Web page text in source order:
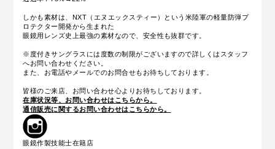
しかも素材は、NXT（エヌエックスティー）という米陸軍の軽量防弾プ
ロテクター開発から生まれた
眼鏡用レンズ史上最強の素材なので、安全性も抜群です。
※度付きサングラスには度数の制限がございますので詳しくはスタッフ
へお問い合わせください。
また、お電話やメールでのお問合せもお待ちしております。
皆様のご来店、お問い合わせ心よりお待ちしております。
在庫状況等、お問い合わせはこちらから。
通信販売に関するお問い合わせはこちらから。
眼鏡作製技能士在籍店